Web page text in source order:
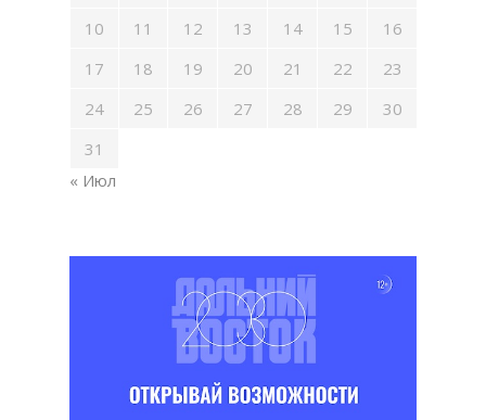
10
11 12 13 14 15
16
17
18 19 20 21 22
23
24
25 26 27 28 29
30
31
« Июл